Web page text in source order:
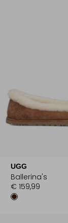
UGG
Ballerina's
€ 159,99